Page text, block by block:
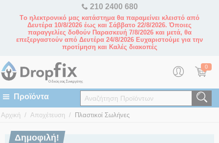
210 2400 680
Tο ηλεκτρονικό μας κατάστημα θα παραμείνει κλειστό από
Δευτέρα 10/8/2026 έως και Σάββατο 22/8/2026. Όποιες
παραγγελίες δοθούν Παρασκευή 7/8/2026 και μετά, θα
επεξεργαστούν από Δευτέρα 24/8/2026 Ευχαριστούμε για την
προτίμηση και Καλές διακοπές
0
Αρχική / Αποχέτευση / Πλαστικοί Σωλήνες
Δημοφιλή!